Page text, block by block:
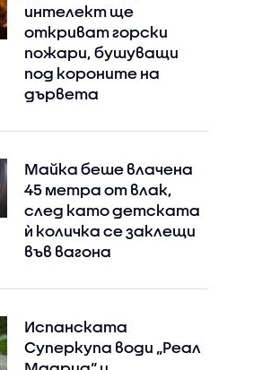
интелект ще
откриват горски
пожари, бушуващи
под короните на
дървета
Майка беше влачена
45 метра от влак,
след като детската
ѝ количка се заклещи
във вагона
Испанската
Суперкупа води „Реал